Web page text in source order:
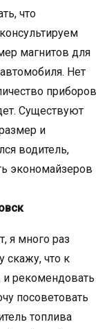
что
магнитов для
Нет
приборов
Существуют
и
водитель,
экономайзеров
я много раз
скажу, что к
рекомендовать
посоветовать
топлива